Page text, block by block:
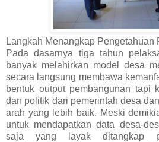
Langkah Menangkap Pengetahuan
Pada dasarnya tiga tahun
banyak melahirkan model desa
secara langsung membawa
bentuk output pembangunan tapi
dan politik dari pemerintah desa
arah yang lebih baik. Meski
untuk mendapatkan data desa-
saja yang layak ditangkap